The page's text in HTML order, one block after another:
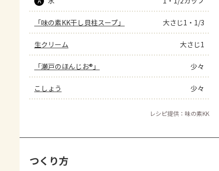
「味の素KK干し貝柱スープ」 大さじ1・1/3
生クリーム 大さじ1
「瀬戸のほんじお®」 少々
こしょう 少々
レシピ提供：味の素KK
つくり方